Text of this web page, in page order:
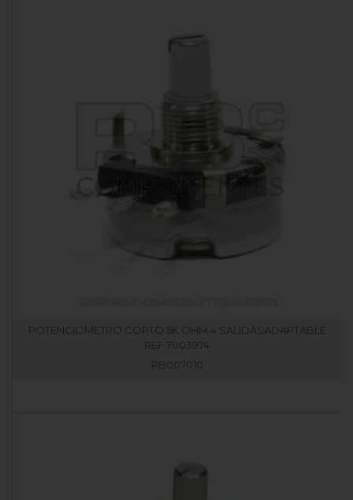
POTENCIOMETRO CORTO 5K OHM 4 SALIDASADAPTABLE
REF 7003974
RB007010